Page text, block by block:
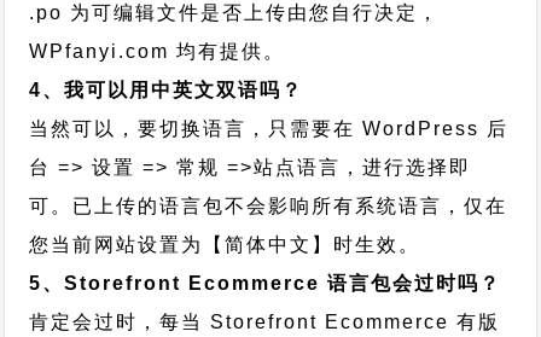
.po 为可编辑文件是否上传由您自行决定，
WPfanyi.com 均有提供。
4、我可以用中英文双语吗？
当然可以，要切换语言，只需要在 WordPress 后
台 => 设置 => 常规 =>站点语言，进行选择即
可。已上传的语言包不会影响所有系统语言，仅在
您当前网站设置为【简体中文】时生效。
5、Storefront Ecommerce 语言包会过时吗？
肯定会过时，每当 Storefront Ecommerce 有版